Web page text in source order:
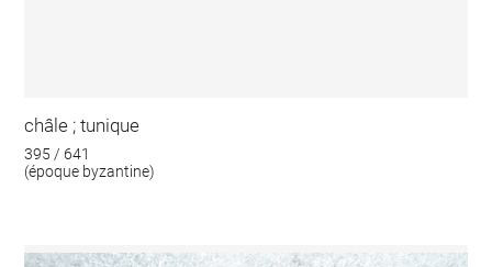
châle ; tunique
395 / 641
(époque byzantine)